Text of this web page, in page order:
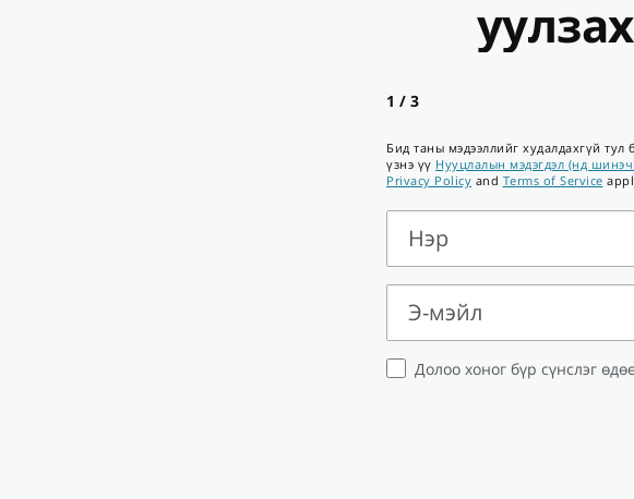
1 / 3
Бид таны мэдээллийг худалдахгүй
үзнэ үү Нууцлалын мэдэгдэл (нд
Privacy Policy and Terms of Service
Нэр
Нэр
Э-мэйл
Э-
мэйл
Долоо хоног бүр сүнслэг